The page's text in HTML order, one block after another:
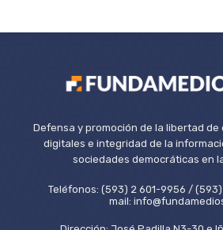
Defensa y promoción de la libertad de
digitales e integridad de la
sociedades democráticas en
Teléfonos: (593) 2 601-9956 /
mail: